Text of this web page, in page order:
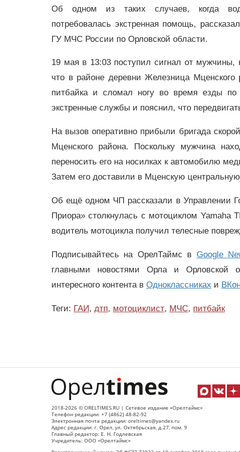
Об одном из таких случаев, когда
потребовалась экстренная помощь,
ГУ МЧС России по Орловской области.
19 мая в 13:03 поступил сигнал от мужчины,
что в районе деревни Железница Мценского
питбайка и сломал ногу во время езды
экстренные службы и пояснил, что
На вызов оперативно прибыли бригада
Мценского района. Поскольку мужчина
переносить его на носилках к автомобилю
Затем его доставили в Мценскую
Об ещё одном ЧП рассказали в Управлении
Приора» столкнулась с мотоциклом Yamaha
водитель мотоцикла получил телесные
Подписывайтесь на ОрелТаймс в Google
главными новостями Орла и Орловской
интересного контента в Одноклассниках и
Теги: ГАИ, дтп, мотоциклист, МЧС, питбайк
2018-2026 © ORELTIMES.RU | Сетевое издание «Орелтаймс»
Телефон редакции: +7 (4862) 48-82-92
Электронная почта редакции: oreltimes@yandex.ru
Адрес редакции: г. Орел, ул. Октябрьская, д.27, пом. 9
Главный редактор: Е. Н. Годлевская
Учредитель: ООО «Орелтаймс»